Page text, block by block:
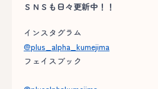
ＳＮＳも日々更新中！！
インスタグラム
@plus_alpha_kumejima
フェイスブック